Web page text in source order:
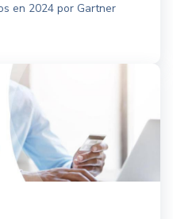
en 2024 por Gartner